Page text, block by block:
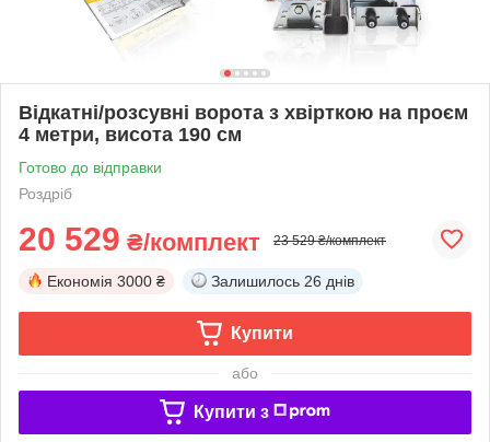
Відкатні/розсувні ворота з хвірткою на проєм
4 метри, висота 190 см
Готово до відправки
Роздріб
20 529 ₴/комплект 23 529 ₴/комплект
Економія 3000 ₴ Залишилось 26 днів
Купити
або
Купити з